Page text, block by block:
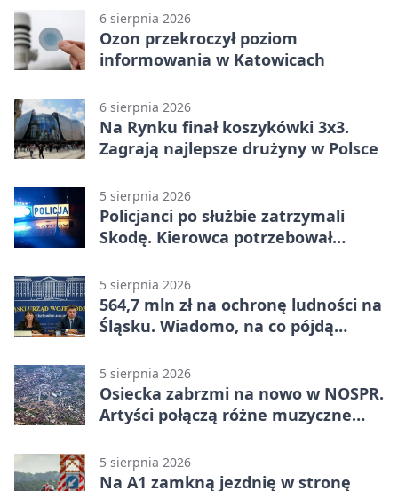
6 sierpnia 2026
Ozon przekroczył poziom
informowania w Katowicach
6 sierpnia 2026
Na Rynku finał koszykówki 3x3.
Zagrają najlepsze drużyny w Polsce
5 sierpnia 2026
Policjanci po służbie zatrzymali
Skodę. Kierowca potrzebował
5 sierpnia 2026
564,7 mln zł na ochronę ludności na
Śląsku. Wiadomo, na co pójdą
5 sierpnia 2026
Osiecka zabrzmi na nowo w NOSPR.
Artyści połączą różne muzyczne
5 sierpnia 2026
Na A1 zamkną jezdnię w stronę